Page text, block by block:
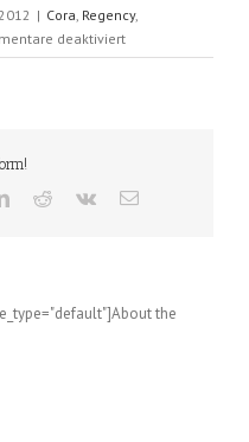
| Cora Regency,
deaktiviertfür
Die
Joyce);
Seriethe